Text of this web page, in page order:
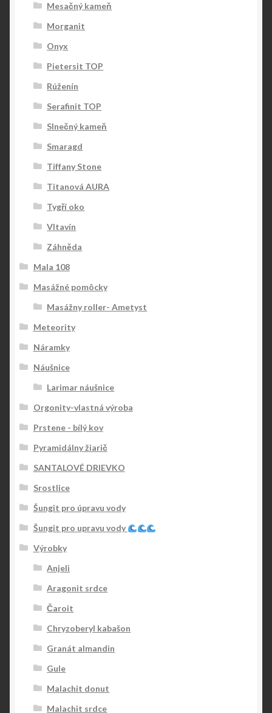
Mesačný kameň
Morganit
Onyx
Pietersit TOP
Rúženín
Serafinit TOP
Slnečný kameň
Smaragd
Tiffany Stone
Titanová AURA
Tygří oko
Vltavín
Záhněda
Mala 108
Masážné pomôcky
Masážny roller- Ametyst
Meteority
Náramky
Náušnice
Larimar náušnice
Orgonity-vlastná výroba
Prstene - bílý kov
Pyramidálny žiarič
SANTALOVÉ DRIEVKO
Srostlice
Šungit pro úpravu vody
Šungit pro upravu vody
Výrobky
Anjeli
Aragonit srdce
Čaroit
Chryzoberyl kabašon
Granát almandin
Gule
Malachit donut
Malachit srdce